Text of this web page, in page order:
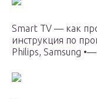
Smart TV — как
инструкция по
Philips, Samsung